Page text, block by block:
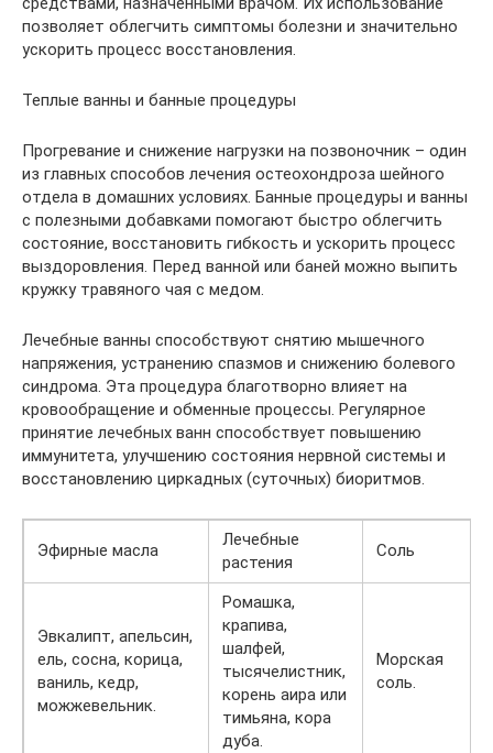
позволяет облегчить симптомы болезни и значительно
ускорить процесс восстановления.
Теплые ванны и банные процедуры
Прогревание и снижение нагрузки на позвоночник – один
из главных способов лечения остеохондроза шейного
отдела в домашних условиях. Банные процедуры и ванны
с полезными добавками помогают быстро облегчить
состояние, восстановить гибкость и ускорить процесс
выздоровления. Перед ванной или баней можно выпить
кружку травяного чая с медом.
Лечебные ванны способствуют снятию мышечного
напряжения, устранению спазмов и снижению болевого
синдрома. Эта процедура благотворно влияет на
кровообращение и обменные процессы. Регулярное
принятие лечебных ванн способствует повышению
иммунитета, улучшению состояния нервной системы и
восстановлению циркадных (суточных) биоритмов.
Эфирные масла
Лечебные
растения
Соль
Эвкалипт, апельсин,
ель, сосна, корица,
ваниль, кедр,
можжевельник.
Ромашка,
крапива,
шалфей,
тысячелистник,
корень аира или
тимьяна, кора
дуба.
Морская
соль.